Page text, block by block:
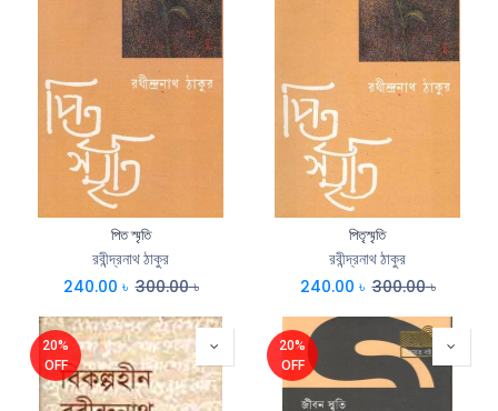
পিত স্মৃতি
রবীন্দ্রনাথ ঠাকুর
240.00 ৳ 300.00৳
পিতৃস্মৃতি
রবীন্দ্রনাথ ঠাকুর
240.00 ৳ 300.00৳
20%
OFF
20%
OFF